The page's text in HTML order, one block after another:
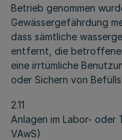
Betrieb genommen
Gewässergefährdung
dass sämtliche
entfernt, die
eine irrtümliche
oder Sichern von
2.11
Anlagen im Labor- oder
VAwS)